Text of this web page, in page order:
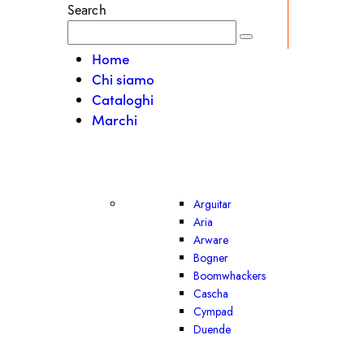
Search
Home
Chi siamo
Cataloghi
Marchi
Arguitar
Aria
Arware
Bogner
Boomwhackers
Cascha
Cympad
Duende